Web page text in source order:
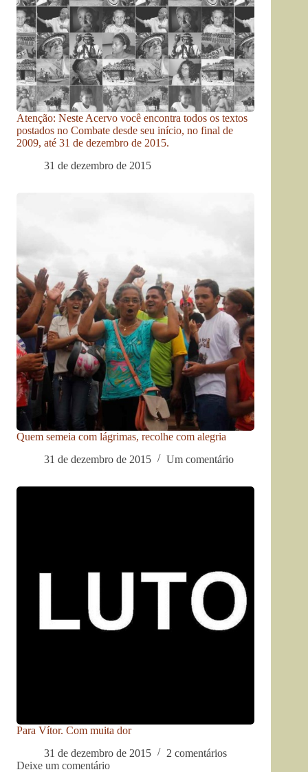
Atenção: Neste Acervo você encontra todos os textos
postados no Combate desde seu início, no final de
2009, até 31 de dezembro de 2015.
31 de dezembro de 2015
Quem semeia com lágrimas, recolhe com alegria
31 de dezembro de 2015
Um comentário
Para Vítor. Com muita dor
31 de dezembro de 2015
2 comentários
Deixe um comentário